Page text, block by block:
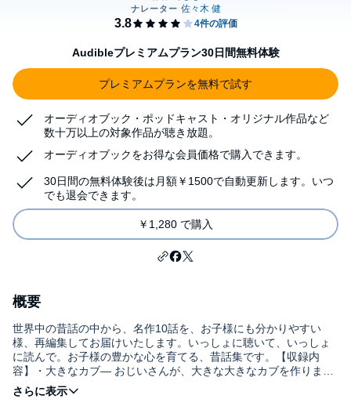
Audibleプレミアムプラン30日間無料体験
プレミアムプランを無料で試す
オーディオブック・ポッドキャスト・オリジナル作品など
数十万以上の対象作品が聴き放題。
オーディオブックをお得な会員価格で購入できます。
30日間の無料体験後は月額￥1500で自動更新します。いつ
でも退会できます。
￥1,280 で購入
概要
世界中の昔話の中から、名作10話を、お子様にも分かりやすい
様、再編集してお届けいたします。いっしょに聴いて、いっしょ
に読んで。お子様の豊かな心を育てる、昔話集です。【収録内
容】・大きなカブ― おじいさんが、大きな大きなカブを作りまし
た。しかし、あまりに大きすぎて、おじいさん一人では抜けませ
ん。おばあさんも呼んで引っ張りますが、全く抜けそうにありま